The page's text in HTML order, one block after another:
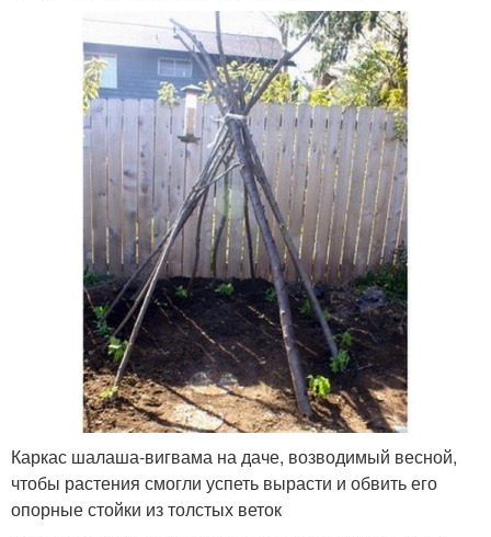
Каркас шалаша-вигвама на даче, возводимый весной,
чтобы растения смогли успеть вырасти и обвить его
опорные стойки из толстых веток